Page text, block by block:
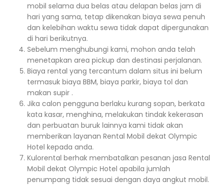
mobil selama dua belas atau delapan belas jam di
hari yang sama, tetap dikenakan biaya sewa penuh
dan kelebihan waktu sewa tidak dapat dipergunakan
di hari berikutnya.
Sebelum menghubungi kami, mohon anda telah
menetapkan area pickup dan destinasi perjalanan.
Biaya rental yang tercantum dalam situs ini belum
termasuk biaya BBM, biaya parkir, biaya tol dan
makan supir .
Jika calon pengguna berlaku kurang sopan, berkata
kata kasar, menghina, melakukan tindak kekerasan
dan perbuatan buruk lainnya kami tidak akan
memberikan layanan Rental Mobil dekat Olympic
Hotel kepada anda.
Kulorental berhak membatalkan pesanan jasa Rental
Mobil dekat Olympic Hotel apabila jumlah
penumpang tidak sesuai dengan daya angkut mobil.